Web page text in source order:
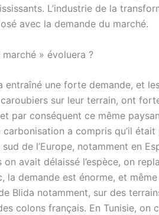
L’industrie de la
avec la demande du marché.
» évoluera ?
entraîné une forte demande, et
sur leur terrain, ont
par conséquent ce même
a compris qu’il était
de l’Europe, notamment en
avait délaissé l’espèce, on
la demande est énorme, et
Blida notamment, sur des
colons français. En Tunisie, on